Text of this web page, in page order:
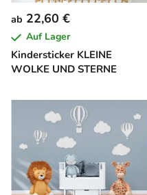
Kindersticker KLEINE
WOLKE UND STERNE
ab 22,60 €
Auf Lager